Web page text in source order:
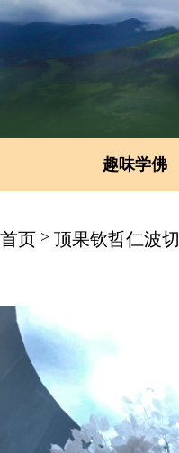
趣味学佛
首页 > 顶果钦哲仁波切